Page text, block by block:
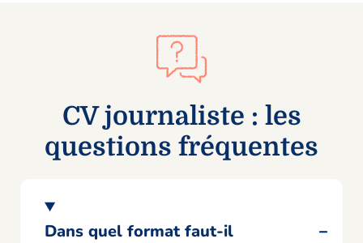
CV journaliste : les
questions fréquentes
Dans quel format faut-il